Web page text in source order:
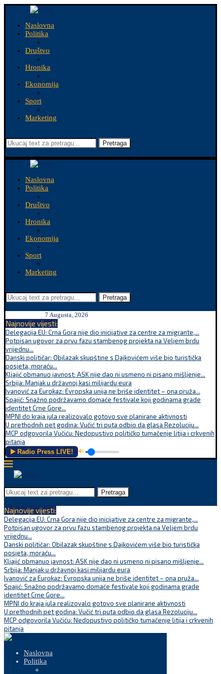
Naslovna
Politika
Društvo
Hronika
Ekonomija
Sport
Marketing
Pretraga
Naslovna
Politika
Društvo
Hronika
Ekonomija
Sport
Marketing
Pretraga
7 Augusta, 2026
Najnovije vijesti:
Delegacija EU: Crna Gora nije dio inicijative za centre za migrante,...
Potpisan ugovor za prvu fazu stambenog projekta na Veljem brdu
vrijednu...
Danski političar: Obilazak skupštine s Dajkovićem više bio turistička
posjeta, moraću...
Kljajić obmanuo javnost: ASK nije dao ni usmeno ni pisano mišljenje...
Srbija: Manjak u državnoj kasi milijardu eura
Ivanović za Eurokaz: Evropska unija ne briše identitet – ona pruža...
Spajić: Snažno podržavamo domaće festivale koji godinama grade
identitet Crne Gore...
MPNI do kraja jula realizovalo gotovo sve planirane aktivnosti
U prethodnih pet godina: Vučić tri puta odbio da glasa Rezoluciju...
MCP odgovorila Vučiću: Nedopustivo političko tumačenje litija i crkvenih
pitanja
▶️ Radio Press LIVE! 🔊
Pretraga
Najnovije vijesti:
Delegacija EU: Crna Gora nije dio inicijative za centre za migrante,...
Potpisan ugovor za prvu fazu stambenog projekta na Veljem brdu
vrijednu...
Danski političar: Obilazak skupštine s Dajkovićem više bio turistička
posjeta, moraću...
Kljajić obmanuo javnost: ASK nije dao ni usmeno ni pisano mišljenje...
Srbija: Manjak u državnoj kasi milijardu eura
Ivanović za Eurokaz: Evropska unija ne briše identitet – ona pruža...
Spajić: Snažno podržavamo domaće festivale koji godinama grade
identitet Crne Gore...
MPNI do kraja jula realizovalo gotovo sve planirane aktivnosti
U prethodnih pet godina: Vučić tri puta odbio da glasa Rezoluciju...
MCP odgovorila Vučiću: Nedopustivo političko tumačenje litija i crkvenih
pitanja
Naslovna
Politika